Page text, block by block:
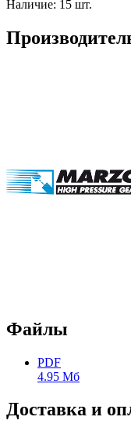
Наличие: 15 шт.
Файлы
PDF
4.95 Мб
Доставка и